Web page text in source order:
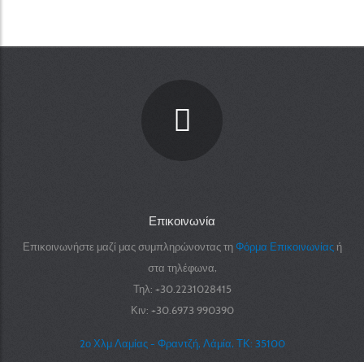
Επικοινωνία
Επικοινωνήστε μαζί μας συμπληρώνοντας τη Φόρμα Επικοινωνίας ή
στα τηλέφωνα,
Τηλ: +30.2231028415
Κιν: +30.6973 990390
2ο Χλμ Λαμίας - Φραντζή, Λάμία, ΤΚ: 35100